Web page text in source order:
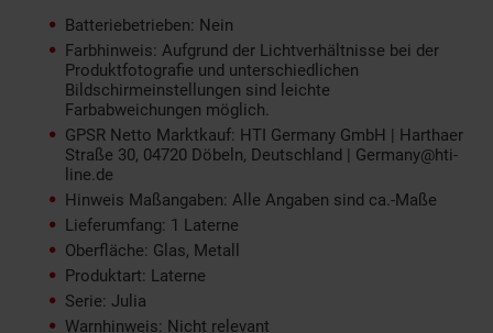
Batteriebetrieben: Nein
Farbhinweis: Aufgrund der Lichtverhältnisse bei der
Produktfotografie und unterschiedlichen
Bildschirmeinstellungen sind leichte
Farbabweichungen möglich.
GPSR Netto Marktkauf: HTI Germany GmbH | Harthaer
Straße 30, 04720 Döbeln, Deutschland | Germany@hti-
line.de
Hinweis Maßangaben: Alle Angaben sind ca.-Maße
Lieferumfang: 1 Laterne
Oberfläche: Glas, Metall
Produktart: Laterne
Serie: Julia
Warnhinweis: Nicht relevant